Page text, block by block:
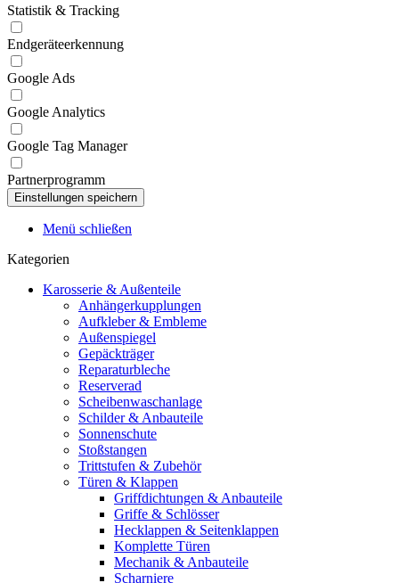
Statistik & Tracking
Endgeräteerkennung
Google Ads
Google Analytics
Google Tag Manager
Partnerprogramm
Menü schließen
Kategorien
Karosserie & Außenteile
Anhängerkupplungen
Aufkleber & Embleme
Außenspiegel
Gepäckträger
Reparaturbleche
Reserverad
Scheibenwaschanlage
Schilder & Anbauteile
Sonnenschute
Stoßstangen
Trittstufen & Zubehör
Türen & Klappen
Griffdichtungen & Anbauteile
Griffe & Schlösser
Hecklappen & Seitenklappen
Komplette Türen
Mechanik & Anbauteile
Scharniere